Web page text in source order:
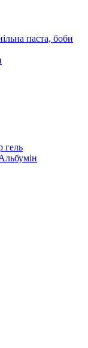
паста, боби
гель